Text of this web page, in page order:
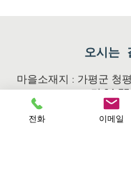
오시는
마을소재지 : 가평군 청
길 34-
대표자 : 정
전화번호 :031-
전화 이메일